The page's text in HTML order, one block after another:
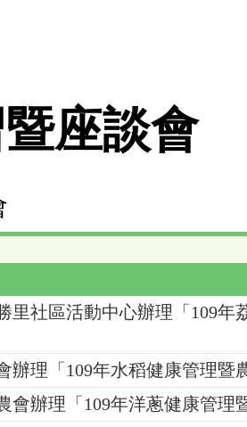
座談會
里社區活動中心辦理「109年
辦理「109年水稻健康管理暨
會辦理「109年洋蔥健康管理